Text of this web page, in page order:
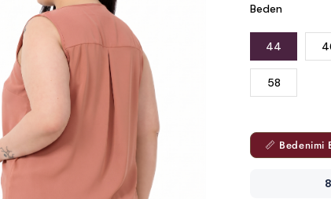
Beden
44
58
📏 Bedenimi